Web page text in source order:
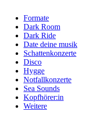
Formate
Dark Room
Dark Ride
Date deine musik
Schattenkonzerte
Disco
Hygge
Notfallkonzerte
Sea Sounds
Kopfhörer:in
Weitere